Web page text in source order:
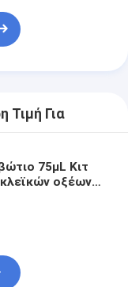
Τιμή Για
75μL Κιτ
οξέων